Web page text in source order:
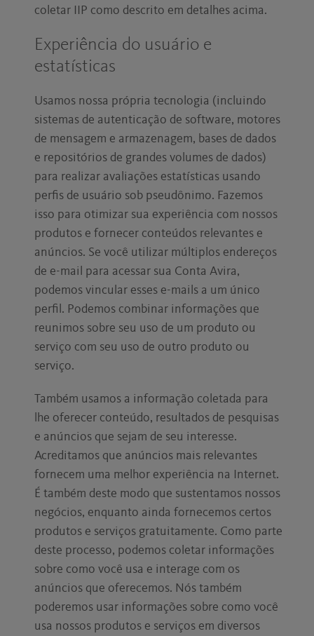
coletar IIP como descrito em detalhes acima.
Experiência do usuário e
estatísticas
Usamos nossa própria tecnologia (incluindo
sistemas de autenticação de software, motores
de mensagem e armazenagem, bases de dados
e repositórios de grandes volumes de dados)
para realizar avaliações estatísticas usando
perfis de usuário sob pseudônimo. Fazemos
isso para otimizar sua experiência com nossos
produtos e fornecer conteúdos relevantes e
anúncios. Se você utilizar múltiplos endereços
de e-mail para acessar sua Conta Avira,
podemos vincular esses e-mails a um único
perfil. Podemos combinar informações que
reunimos sobre seu uso de um produto ou
serviço com seu uso de outro produto ou
serviço.
Também usamos a informação coletada para
lhe oferecer conteúdo, resultados de pesquisas
e anúncios que sejam de seu interesse.
Acreditamos que anúncios mais relevantes
fornecem uma melhor experiência na Internet.
É também deste modo que sustentamos nossos
negócios, enquanto ainda fornecemos certos
produtos e serviços gratuitamente. Como parte
deste processo, podemos coletar informações
sobre como você usa e interage com os
anúncios que oferecemos. Nós também
poderemos usar informações sobre como você
usa nossos produtos e serviços em diversos